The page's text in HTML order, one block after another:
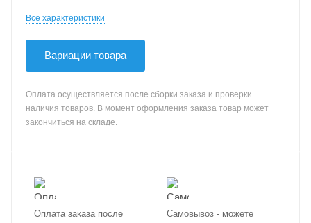
Все характеристики
Вариации товара
Оплата осуществляется после сборки заказа и проверки
наличия товаров. В момент оформления заказа товар может
закончиться на складе.
Оплата заказа после
Самовывоз - можете